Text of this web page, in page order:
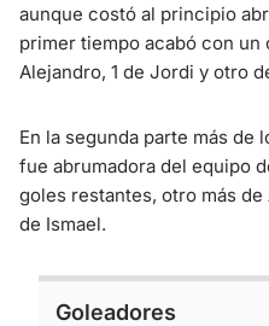
aunque costó al principio
primer tiempo acabó con
Alejandro, 1 de Jordi y otro
En la segunda parte más de
fue abrumadora del equipo
goles restantes, otro más
de Ismael.
Goleadores